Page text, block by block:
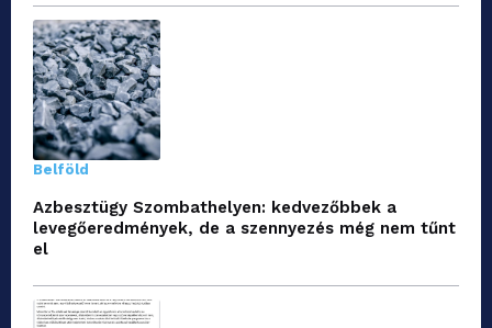
Belföld
Azbesztügy Szombathelyen: kedvezőbbek a
levegőeredmények, de a szennyezés még nem tűnt
el